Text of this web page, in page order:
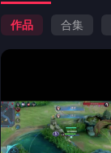
作品 合集